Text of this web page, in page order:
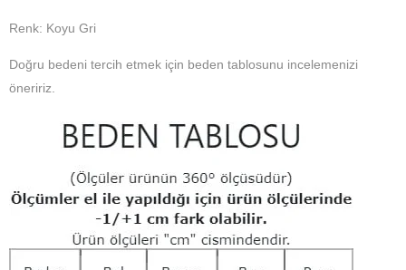
Renk: Koyu Gri
Doğru bedeni tercih etmek için beden tablosunu incelemenizi
öneririz.